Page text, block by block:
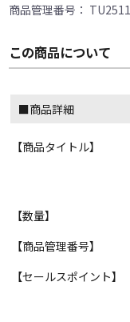
商品管理番号：
この商品について
■商品詳細
【商品タイトル】
【数量】
【商品管理番号】
【セールスポイント】